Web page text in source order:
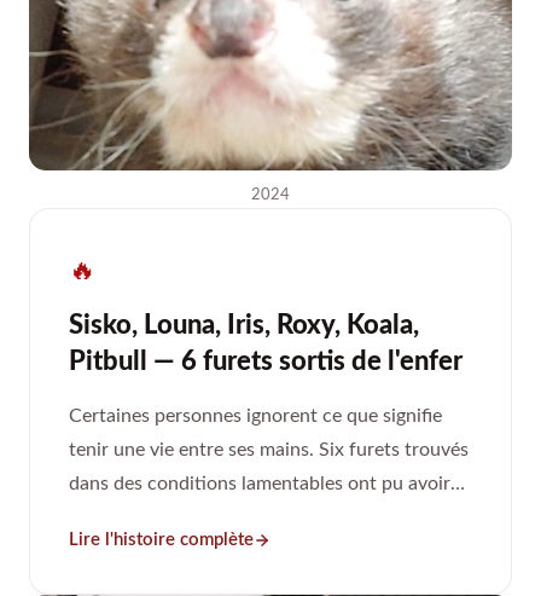
2024
🔥
Sisko, Louna, Iris, Roxy, Koala,
Pitbull — 6 furets sortis de l'enfer
Certaines personnes ignorent ce que signifie
tenir une vie entre ses mains. Six furets trouvés
dans des conditions lamentables ont pu avoir
Lire l'histoire complète